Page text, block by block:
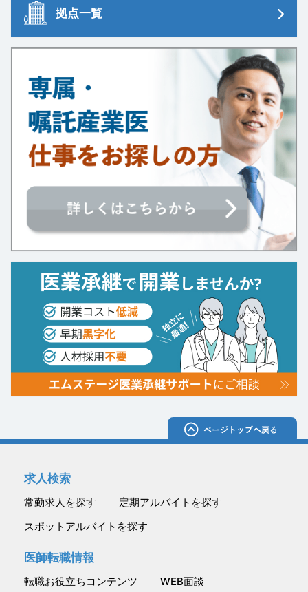
拠点一覧
求人検索
常勤求人を探す
定期アルバイトを探す
スポットアルバイトを探す
医師転職情報
転職お役立ちコンテンツ
WEB面談